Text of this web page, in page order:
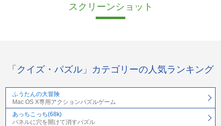
スクリーンショット
「クイズ・パズル」カテゴリーの人気ランキング
ふうたんの大冒険
Mac OS X専用アクションパズルゲーム
あっちこっち(68k)
パネルに穴を開けて消すパズル